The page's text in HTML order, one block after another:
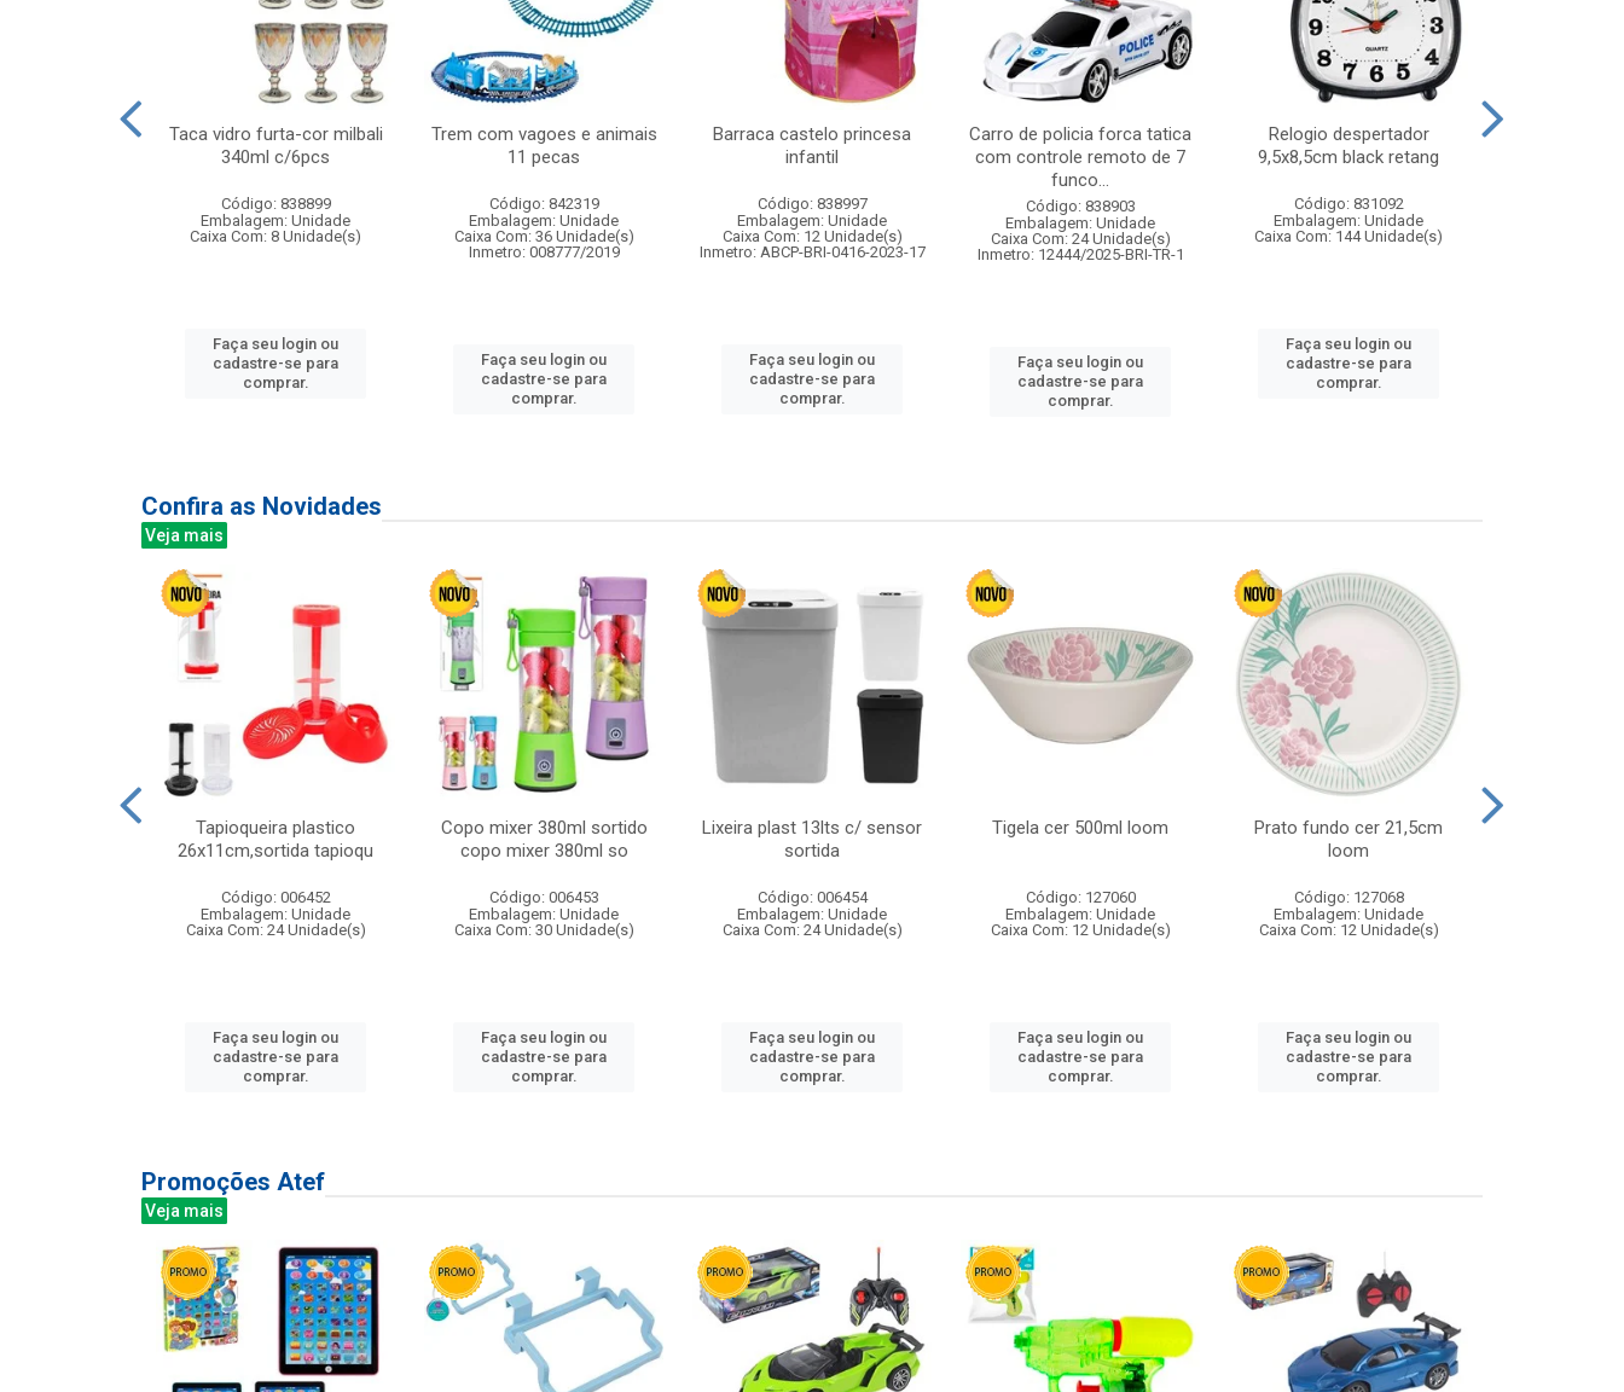
Taca vidro furta-cor milbali
340ml c/6pcs
Código: 838899
Embalagem: Unidade
Caixa Com: 8 Unidade(s)
Faça seu login ou
cadastre-se para
comprar.
Trem com vagoes e animais
11 pecas
Código: 842319
Embalagem: Unidade
Caixa Com: 36 Unidade(s)
Inmetro: 008777/2019
Faça seu login ou
cadastre-se para
comprar.
Barraca castelo princesa
infantil
Código: 838997
Embalagem: Unidade
Caixa Com: 12 Unidade(s)
Inmetro: ABCP-BRI-0416-2023-17
Faça seu login ou
cadastre-se para
comprar.
Carro de policia forca tatica
com controle remoto de 7
funco...
Código: 838903
Embalagem: Unidade
Caixa Com: 24 Unidade(s)
Inmetro: 12444/2025-BRI-TR-1
Faça seu login ou
cadastre-se para
comprar.
Relogio despertador
9,5x8,5cm black retang
Código: 831092
Embalagem: Unidade
Caixa Com: 144 Unidade(s)
Faça seu login ou
cadastre-se para
comprar.
Confira as Novidades
Veja mais
Tapioqueira plastico
26x11cm,sortida tapioqu
Código: 006452
Embalagem: Unidade
Caixa Com: 24 Unidade(s)
Faça seu login ou
cadastre-se para
comprar.
Copo mixer 380ml sortido
copo mixer 380ml so
Código: 006453
Embalagem: Unidade
Caixa Com: 30 Unidade(s)
Faça seu login ou
cadastre-se para
comprar.
Lixeira plast 13lts c/ sensor
sortida
Código: 006454
Embalagem: Unidade
Caixa Com: 24 Unidade(s)
Faça seu login ou
cadastre-se para
comprar.
Tigela cer 500ml loom
Código: 127060
Embalagem: Unidade
Caixa Com: 12 Unidade(s)
Faça seu login ou
cadastre-se para
comprar.
Prato fundo cer 21,5cm
loom
Código: 127068
Embalagem: Unidade
Caixa Com: 12 Unidade(s)
Faça seu login ou
cadastre-se para
comprar.
Promoções Atef
Veja mais